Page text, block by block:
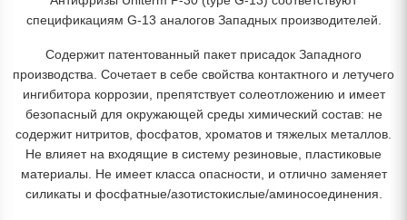
спецификациям G-13 аналогов Западных производителей.
Содержит патентованный пакет присадок Западного
производства. Сочетает в себе свойства контактного и летучего
ингибитора коррозии, препятствует солеотложению и имеет
безопасный для окружающей среды химический состав: не
содержит нитритов, фосфатов, хроматов и тяжелых металлов.
Не влияет на входящие в систему резиновые, пластиковые
материалы. Не имеет класса опасности, и отлично заменяет
силикаты и фосфатные/азотистокислые/аминосоединения.